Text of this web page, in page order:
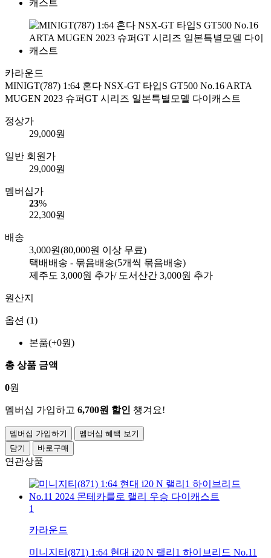
카라운드
MINIGT(787) 1:64 혼다 NSX-GT 타입S GT500 No.16 ARTA
MUGEN 2023 슈퍼GT 시리즈 일본특별모델 다이캐스트
정상가
29,000원
일반 회원가
29,000원
멤버십가
23%
22,300원
배송
3,000원(80,000원 이상 무료)
택배배송 - 묶음배송(5개씩 묶음배송)
제주도 3,000원 추가/ 도서산간 3,000원 추가
원산지
옵션 (1)
본품(+0원)
총 상품 금액
0원
멤버십 가입하고 6,700원 할인 챙겨요!
멤버십 가입하기
멤버십 혜택 보기
담기
바로구매
연관상품
1
카라운드
미니지티(871) 1:64 현대 i20 N 랠리1 하이브리드 No.11